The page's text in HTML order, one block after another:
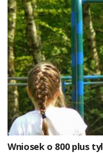
Wniosek o 800 plus